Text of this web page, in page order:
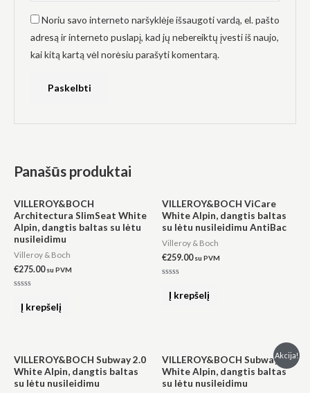
Noriu savo interneto naršyklėje išsaugoti vardą, el. pašto
adresą ir interneto puslapį, kad jų nebereiktų įvesti iš naujo,
kai kitą kartą vėl norėsiu parašyti komentarą.
Panašūs produktai
VILLEROY&BOCH
Architectura SlimSeat White
Alpin, dangtis baltas su lėtu
nusileidimu
Villeroy & Boch
€275.00 su PVM
Į krepšelį
VILLEROY&BOCH ViCare
White Alpin, dangtis baltas
su lėtu nusileidimu AntiBac
Villeroy & Boch
€259.00 su PVM
Į krepšelį
VILLEROY&BOCH Subway 2.0
White Alpin, dangtis baltas
su lėtu nusileidimu
Akcija!
VILLEROY&BOCH Subway 3.0
White Alpin, dangtis baltas
su lėtu nusileidimu
price
was:
€325.00.
price
is:
€199.00.